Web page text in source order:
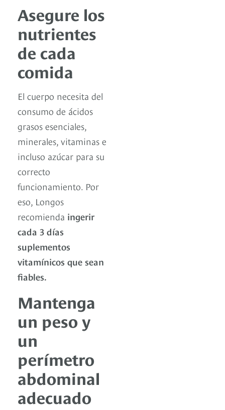
Asegure los
nutrientes
de cada
comida
El cuerpo necesita del
consumo de ácidos
grasos esenciales,
minerales, vitaminas e
incluso azúcar para su
correcto
funcionamiento. Por
eso, Longos
recomienda ingerir
cada 3 días
suplementos
vitamínicos que sean
fiables.
Mantenga
un peso y
un
perímetro
abdominal
adecuado